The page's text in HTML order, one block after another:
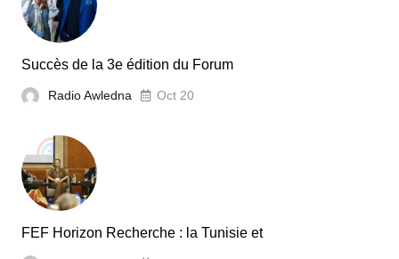
Tunisie
Succès de la 3e édition du Forum
Radio Awledna Oct 20
FEF Horizon Recherche : la Tunisie et